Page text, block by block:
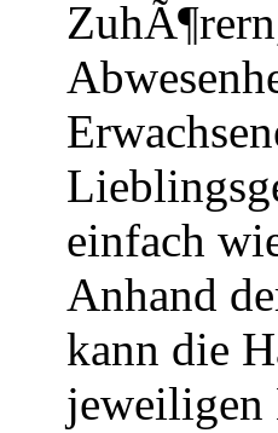
einfach
Anhand
kann die